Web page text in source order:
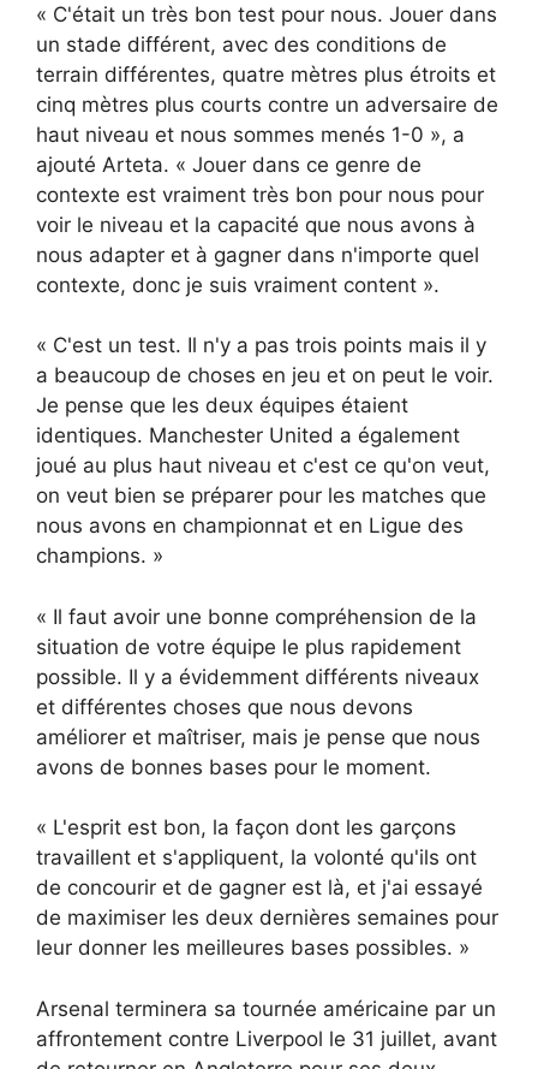
« C'était un très bon test pour nous. Jouer dans
un stade différent, avec des conditions de
terrain différentes, quatre mètres plus étroits et
cinq mètres plus courts contre un adversaire de
haut niveau et nous sommes menés 1-0 », a
ajouté Arteta. « Jouer dans ce genre de
contexte est vraiment très bon pour nous pour
voir le niveau et la capacité que nous avons à
nous adapter et à gagner dans n'importe quel
contexte, donc je suis vraiment content ».
« C'est un test. Il n'y a pas trois points mais il y
a beaucoup de choses en jeu et on peut le voir.
Je pense que les deux équipes étaient
identiques. Manchester United a également
joué au plus haut niveau et c'est ce qu'on veut,
on veut bien se préparer pour les matches que
nous avons en championnat et en Ligue des
champions. »
« Il faut avoir une bonne compréhension de la
situation de votre équipe le plus rapidement
possible. Il y a évidemment différents niveaux
et différentes choses que nous devons
améliorer et maîtriser, mais je pense que nous
avons de bonnes bases pour le moment.
« L'esprit est bon, la façon dont les garçons
travaillent et s'appliquent, la volonté qu'ils ont
de concourir et de gagner est là, et j'ai essayé
de maximiser les deux dernières semaines pour
leur donner les meilleures bases possibles. »
Arsenal terminera sa tournée américaine par un
affrontement contre Liverpool le 31 juillet, avant